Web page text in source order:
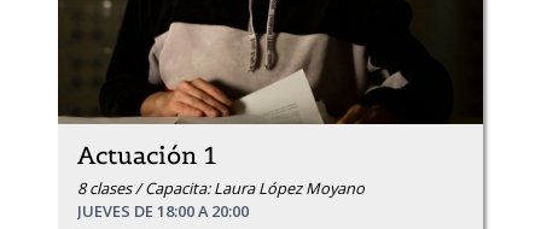
Actuación 1
8 clases / Capacita: Laura López Moyano
JUEVES DE 18:00 A 20:00